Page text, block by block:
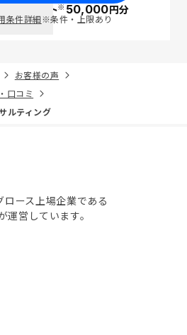
ポイント※50,000円分
条件詳細※条件・上限あり
お客様の声
口コミ
ルティング
ロース上場企業である
営しています。